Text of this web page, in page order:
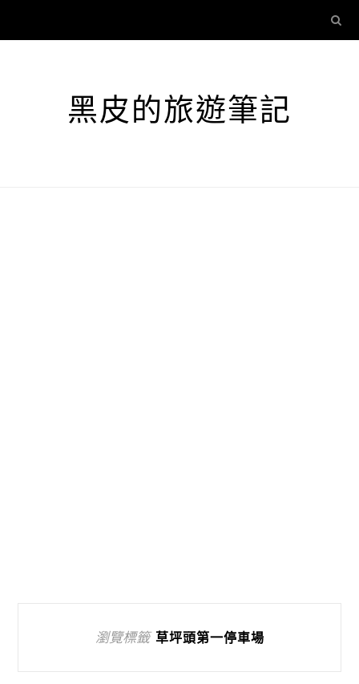
黑皮的旅遊筆記
瀏覽標籤 草坪頭第一停車場